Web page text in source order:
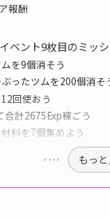
報酬
ベント9枚目のミッ
を9個消そう
ったツムを200個消そ
回使おう
計2675Exp稼ごう
料を7個集めよう
もっと